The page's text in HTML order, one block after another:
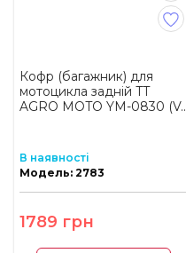
Кофр (багажник) для
мотоцикла задній TT
AGRO MOTO YM-0830 (V..
В наявності
Модель: 2783
1789 грн